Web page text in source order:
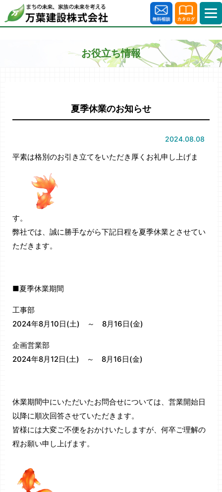
お役立ち情報
夏季休業のお知らせ
2024.08.08
平素は格別のお引き立てをいただき厚くお礼申し上げま
す。
弊社では、誠に勝手ながら下記日程を夏季休業とさせてい
ただきます。
■夏季休業期間
工事部
2024年8月10日(土) ～ 8月16日(金)
企画営業部
2024年8月12日(土) ～ 8月16日(金)
休業期間中にいただいたお問合せについては、営業開始日
以降に順次回答させていただきます。
皆様には大変ご不便をおかけいたしますが、何卒ご理解の
程お願い申し上げます。